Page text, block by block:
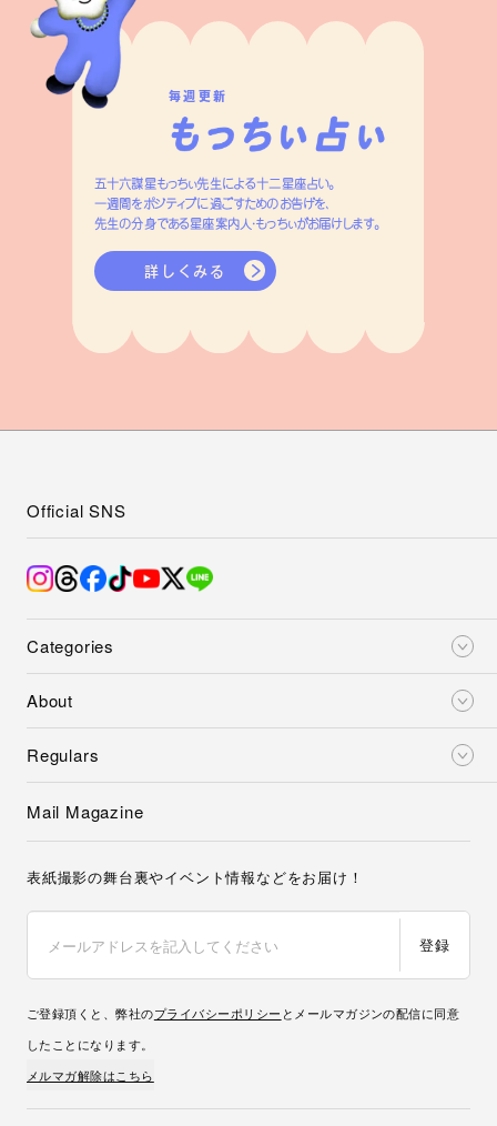
毎週更新
五十六謀星もっちぃ先生による十二星座占い。
一週間をポジティブに過ごすためのお告げを、
先生の分身である星座案内人・もっちぃがお届けします。
詳しくみる
Categories
About
Regulars
Official SNS
Mail Magazine
表紙撮影の舞台裏やイベント情報などをお届け！
登録
ご登録頂くと、弊社のプライバシーポリシー とメールマガジンの配信に同意
したことになります。
メルマガ解除はこちら